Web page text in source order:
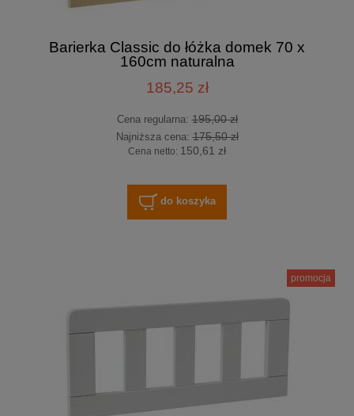
Barierka Classic do łóżka domek 70 x
160cm naturalna
185,25 zł
Cena regularna:195,00 zł
Najniższa cena:175,50 zł
Cena netto: 150,61 zł
do koszyka
promocja